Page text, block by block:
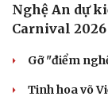
Ông